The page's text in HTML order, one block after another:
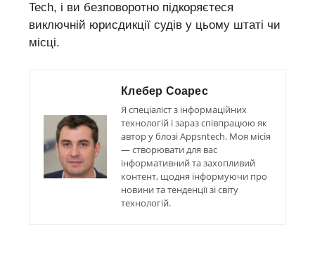
Tech, і ви безповоротно підкоряєтеся
виключній юрисдикції судів у цьому штаті чи
місці.
Клебер Соарес
Я спеціаліст з інформаційних
технологій і зараз співпрацюю як
автор у блозі Appsntech. Моя місія
— створювати для вас
інформативний та захопливий
контент, щодня інформуючи про
новини та тенденції зі світу
технологій.